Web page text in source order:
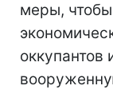
меры,
оккупантов